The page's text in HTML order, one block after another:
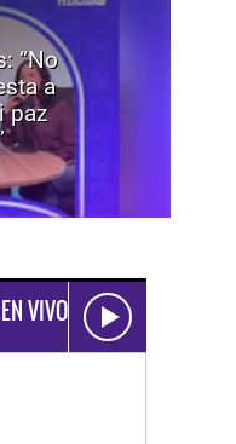
“No
a
paz
VIVO